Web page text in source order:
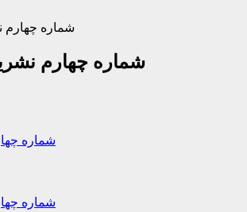
شماره چهارم
شماره چهارم